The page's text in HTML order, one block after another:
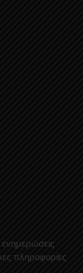
πληροφορίες